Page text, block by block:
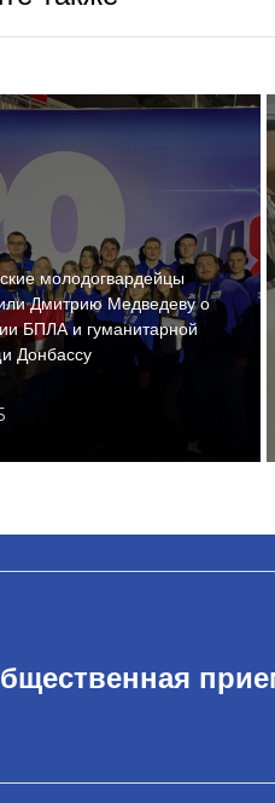
молодогвардейцы
Дмитрию Медведеву о
БПЛА и гуманитарной
Донбассу